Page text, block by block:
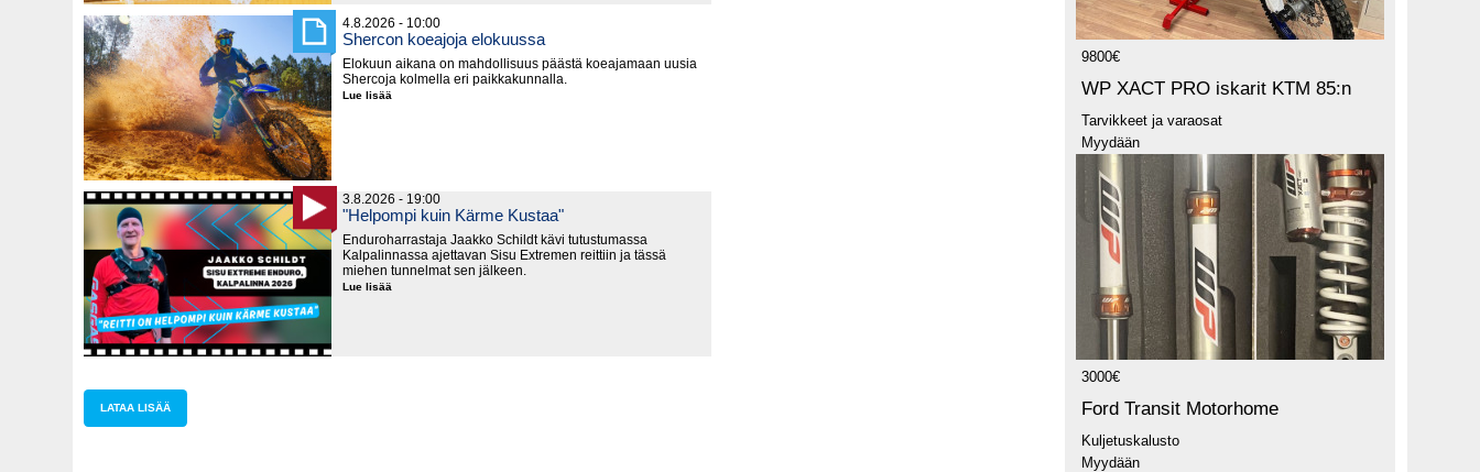
4.8.2026 - 10:00
Shercon koeajoja elokuussa
Elokuun aikana on mahdollisuus päästä koeajamaan uusia
Shercoja kolmella eri paikkakunnalla.
Lue lisää
3.8.2026 - 19:00
"Helpompi kuin Kärme Kustaa"
Enduroharrastaja Jaakko Schildt kävi tutustumassa
Kalpalinnassa ajettavan Sisu Extremen reittiin ja tässä
miehen tunnelmat sen jälkeen.
Lue lisää
LATAA LISÄÄ
9800€
WP XACT PRO iskarit KTM 85:n
Tarvikkeet ja varaosat
Myydään
3000€
Ford Transit Motorhome
Kuljetuskalusto
Myydään